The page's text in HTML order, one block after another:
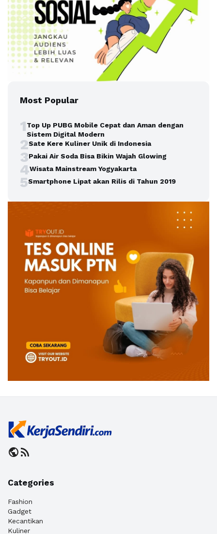
Most Popular
1Top Up PUBG Mobile Cepat dan Aman dengan
Sistem Digital Modern
2Sate Kere Kuliner Unik di Indonesia
3Pakai Air Soda Bisa Bikin Wajah Glowing
4Wisata Mainstream Yogyakarta
5Smartphone Lipat akan Rilis di Tahun 2019
publicrss_feed
Categories
Fashion
Gadget
Kecantikan
Kuliner